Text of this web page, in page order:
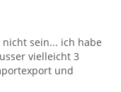
sein... ich habe
vielleicht 3
und